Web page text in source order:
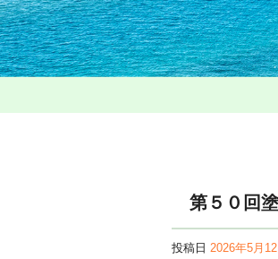
第５０回
投稿日 2026年5月12